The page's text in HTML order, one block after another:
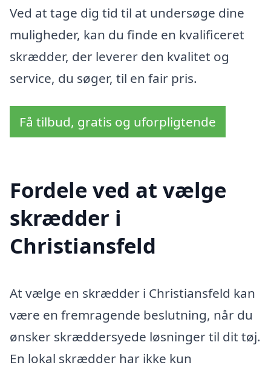
Ved at tage dig tid til at undersøge dine
muligheder, kan du finde en kvalificeret
skrædder, der leverer den kvalitet og
service, du søger, til en fair pris.
Få tilbud, gratis og uforpligtende
Fordele ved at vælge
skrædder i
Christiansfeld
At vælge en skrædder i Christiansfeld kan
være en fremragende beslutning, når du
ønsker skræddersyede løsninger til dit tøj.
En lokal skrædder har ikke kun